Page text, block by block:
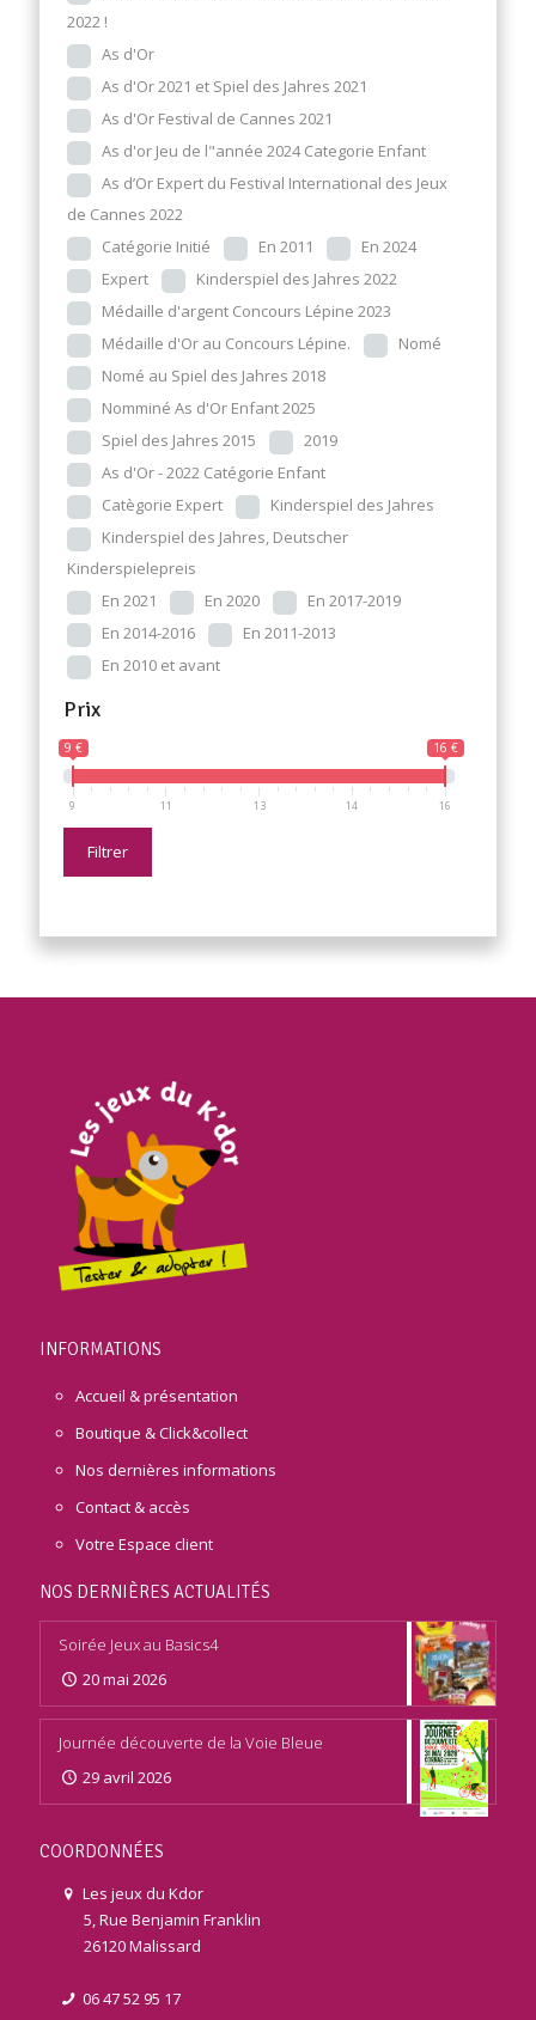
2022 !
As d'Or
As d'Or 2021 et Spiel des Jahres 2021
As d'Or Festival de Cannes 2021
As d'or Jeu de l"année 2024 Categorie Enfant
As d’Or Expert du Festival International des Jeux
de Cannes 2022
Catégorie Initié
En 2011
En 2024
Expert
Kinderspiel des Jahres 2022
Médaille d'argent Concours Lépine 2023
Médaille d'Or au Concours Lépine.
Nomé
Nomé au Spiel des Jahres 2018
Nomminé As d'Or Enfant 2025
Spiel des Jahres 2015
2019
As d'Or - 2022 Catégorie Enfant
Catègorie Expert
Kinderspiel des Jahres
Kinderspiel des Jahres, Deutscher
Kinderspielepreis
En 2021
En 2020
En 2017-2019
En 2014-2016
En 2011-2013
En 2010 et avant
Prix
9 € 16 €
9 11 13 14 16
Filtrer
INFORMATIONS
Accueil & présentation
Boutique & Click&collect
Nos dernières informations
Contact & accès
Votre Espace client
NOS DERNIÈRES ACTUALITÉS
Soirée Jeux au Basics4
20 mai 2026
Journée découverte de la Voie Bleue
29 avril 2026
COORDONNÉES
Les jeux du Kdor
5, Rue Benjamin Franklin
26120 Malissard
06 47 52 95 17